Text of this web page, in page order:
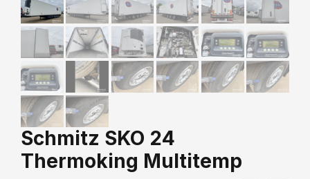
Schmitz SKO 24
Thermoking Multitemp